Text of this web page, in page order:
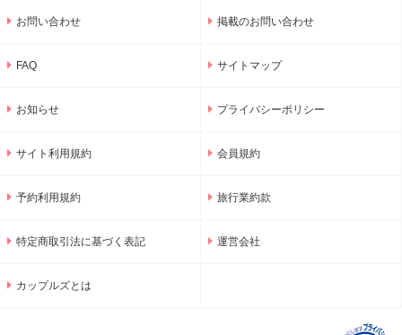
お問い合わせ 掲載のお問い合わせ
FAQ サイトマップ
お知らせ プライバシーポリシー
サイト利用規約 会員規約
予約利用規約 旅行業約款
特定商取引法に基づく表記 運営会社
カップルズとは